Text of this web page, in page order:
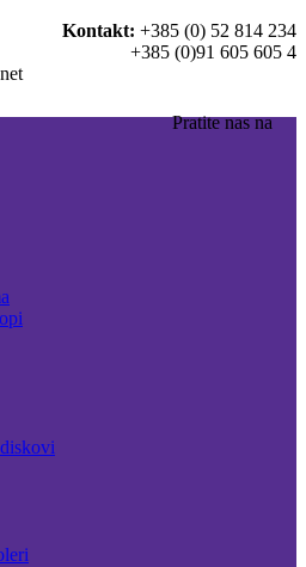
Kontakt: +385 (0) 52 814 234
+385 (0)91 605 605 4
Pratite nas na